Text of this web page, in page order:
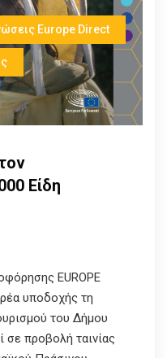
Europe Direct
Είδη
EUROPE
υποδοχής τη
του Δήμου
σε προβολή ταινίας